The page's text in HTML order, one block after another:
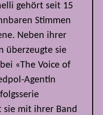
gehört seit 15
Stimmen
Neben ihrer
überzeugte sie
«The Voice of
Agentin
sie mit ihrer Band